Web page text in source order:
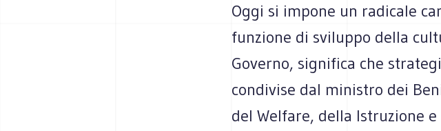
Oggi si impone un radicale
funzione di sviluppo della
Governo, significa che
condivise dal ministro dei
del Welfare, della Istruzione